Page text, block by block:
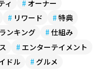
ィ # オーナー
# リワード #特典
ランキング #仕組み
# エンターテイメント
ドル # グルメ